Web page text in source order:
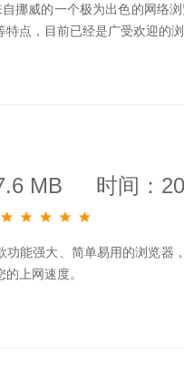
挪威的一个极为出色的网络
特点，目前已经是广受欢迎的
MB
时间：
功能强大、简单易用的浏览器
上网速度。